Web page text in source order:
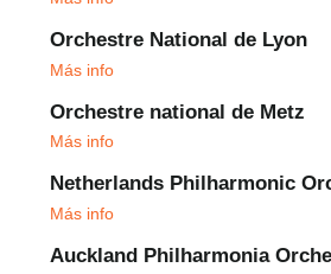
Orchestre National de Lyon
Más info
Orchestre national de Metz
Más info
Netherlands Philharmonic
Más info
Auckland Philharmonia